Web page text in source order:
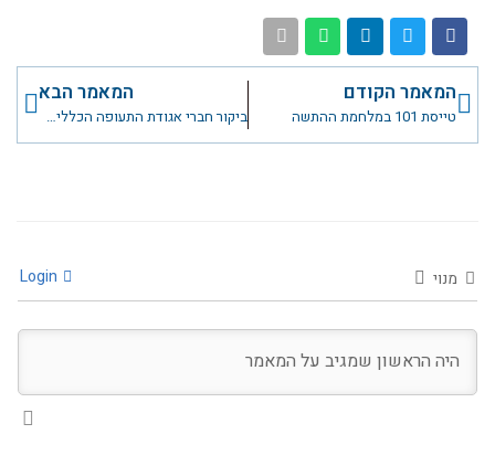
קודם
המאמר הקודם
טייסת 101 במלחמת ההתשה
המאמר הבא
ביקור חברי אגודת התעופה הכללית ברמת דוד
מנוי